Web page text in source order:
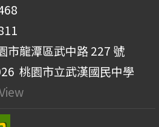
市龍潭區武中路 227 號
桃園市立武漢國民中學